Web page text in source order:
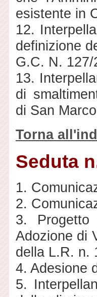
esistente in
12.
definizione
G.C. N. 127/
13.
di
di San
Torna
Seduta
1.
2.
3. Progetto
Adozione di
della L.R. n.
4. Adesione
5.